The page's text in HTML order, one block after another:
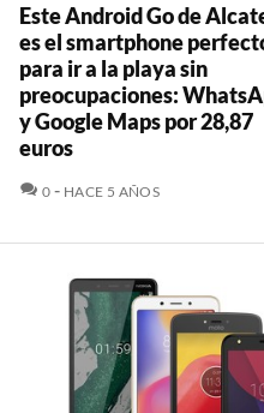
Este Android Go de
es el smartphone
para ir a la playa sin
preocupaciones:
y Google Maps por 28,87
euros
0 COMENTARIOS
HACE 5 AÑOS